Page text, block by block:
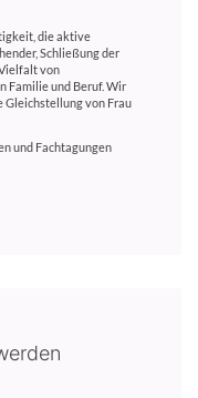
die aktive
Schließung der
von
Familie und Beruf. Wir
Gleichstellung von Frau
und Fachtagungen